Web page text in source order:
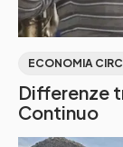
ECONOMIA
Differenze
Continuo